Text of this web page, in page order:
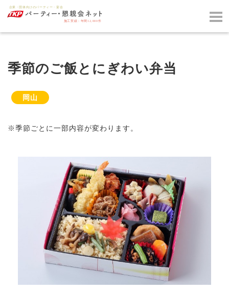
季節のご飯とにぎわい弁当
岡山
※季節ごとに一部内容が変わります。